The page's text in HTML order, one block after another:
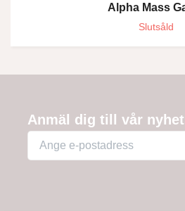
Alpha Mass
Slutsåld
Anmäl dig till vår